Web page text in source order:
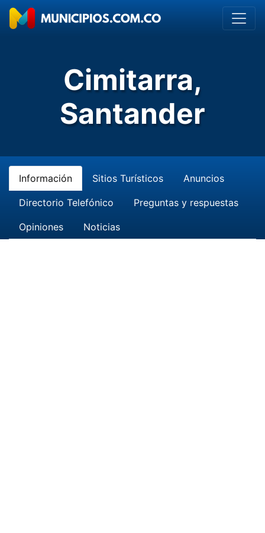
Cimitarra,
Santander
Información Sitios Turísticos Anuncios
Directorio Telefónico Preguntas y respuestas
Opiniones Noticias